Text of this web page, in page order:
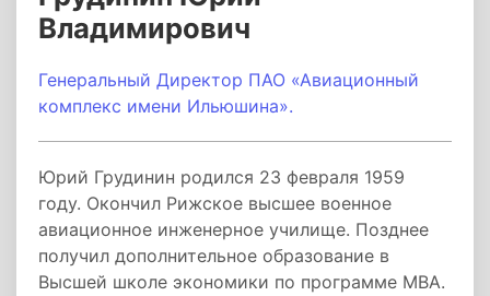
Владимирович
Генеральный Директор ПАО «Авиационный
комплекс имени Ильюшина».
Юрий Грудинин родился 23 февраля 1959
году. Окончил Рижское высшее военное
авиационное инженерное училище. Позднее
получил дополнительное образование в
Высшей школе экономики по программе MBA.